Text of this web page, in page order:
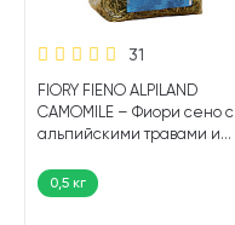
31
FIORY FIENO ALPILAND
CAMOMILE – Фиори сено с
альпийскими травами и
кроликов (500 гр)
0,5 кг